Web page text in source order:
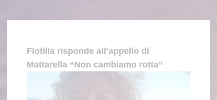
Flotilla risponde all’appello di
Mattarella “Non cambiamo rotta”